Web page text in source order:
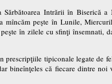
Intrării în Biserică
mîncăm peşte în Lunile,
în zilele cu sfinţi însemnati,
prescripţiile tipiconale legate de
bineînţeles că fiecare dintre